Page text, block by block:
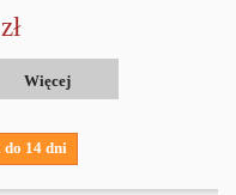
Więcej
do 14 dni